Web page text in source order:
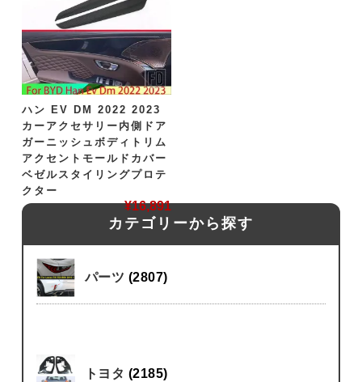
カテゴリーから探す
パーツ (2807)
トヨタ (2185)
ハン EV DM 2022 2023
カーアクセサリー内側ドア
ガーニッシュボディトリム
アクセントモールドカバー
ベゼルスタイリングプロテ
クター
¥16,891